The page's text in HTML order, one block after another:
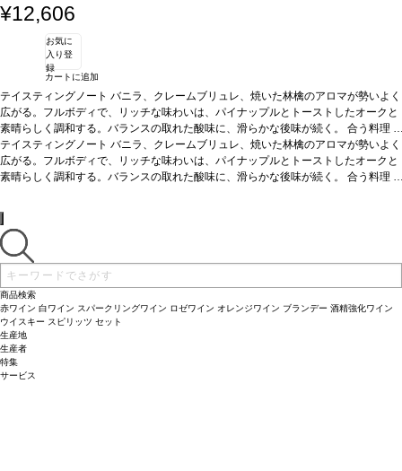
¥12,606
お気に
入り登
録
カートに追加
テイスティングノート バニラ、クレームブリュレ、焼いた林檎のアロマが勢いよく
広がる。フルボディで、リッチな味わいは、パイナップルとトーストしたオークと
素晴らしく調和する。バランスの取れた酸味に、滑らかな後味が続く。 合う料理
チーズ、シーフードなどと好相性、またそのままでも愉しめる。葡萄品種シャル
ドネ、ルーサンヌ、ゲヴュルツトラミネール
テイスティングノート バニラ、クレームブリュレ、焼いた林檎のアロマが勢いよく
広がる。フルボディで、リッチな味わいは、パイナップルとトーストしたオークと
素晴らしく調和する。バランスの取れた酸味に、滑らかな後味が続く。 合う料理
ドネ、ルーサンヌ、ゲヴュルツトラミネール
商品検索
赤ワイン 白ワイン スパークリングワイン ロゼワイン オレンジワイン ブランデー 酒精強化ワイン
ウイスキー スピリッツ セット
生産地
生産者
特集
サービス